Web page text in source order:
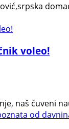
voleo!
naš čuveni